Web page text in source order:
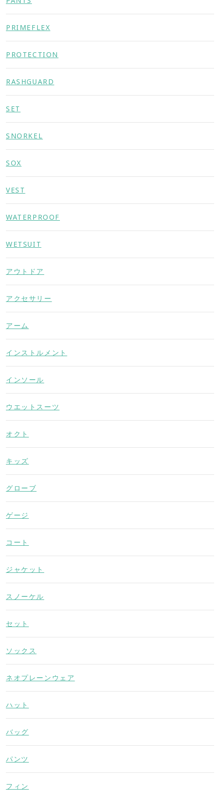
PRIMEFLEX
PROTECTION
RASHGUARD
SET
SNORKEL
SOX
VEST
WATERPROOF
WETSUIT
アウトドア
アクセサリー
アーム
インストルメント
インソール
ウエットスーツ
オクト
キッズ
グローブ
ゲージ
コート
ジャケット
スノーケル
セット
ソックス
ネオプレーンウェア
ハット
バッグ
パンツ
フィン